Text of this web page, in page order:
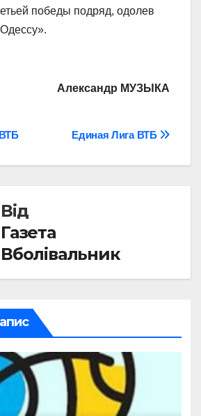
победы подряд, одолев
Александр МУЗЫКА
Единая Лига ВТБ
Від
Газета
Вболівальник